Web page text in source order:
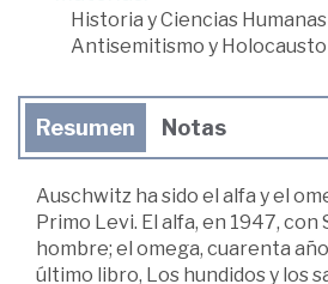
Historia y Ciencias Humanas
Antisemitismo y Holocausto
Resumen Notas
Auschwitz ha sido el alfa y el
Primo Levi. El alfa, en 1947, con
hombre; el omega, cuarenta
último libro, Los hundidos y los